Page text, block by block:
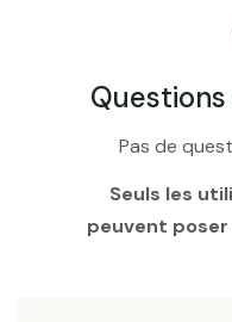
Pas de
Seuls les
peuvent